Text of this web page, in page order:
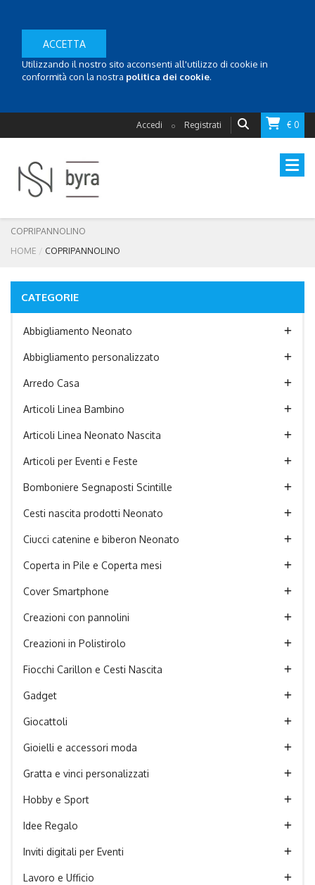
ACCETTA
Utilizzando il nostro sito acconsenti all'utilizzo di cookie in
conformità con la nostra politica dei cookie.
Accedi o Registrati € 0
COPRIPANNOLINO
HOME
COPRIPANNOLINO
CATEGORIE
Abbigliamento Neonato
Abbigliamento personalizzato
Arredo Casa
Articoli Linea Bambino
Articoli Linea Neonato Nascita
Articoli per Eventi e Feste
Bomboniere Segnaposti Scintille
Cesti nascita prodotti Neonato
Ciucci catenine e biberon Neonato
Coperta in Pile e Coperta mesi
Cover Smartphone
Creazioni con pannolini
Creazioni in Polistirolo
Fiocchi Carillon e Cesti Nascita
Gadget
Giocattoli
Gioielli e accessori moda
Gratta e vinci personalizzati
Hobby e Sport
Idee Regalo
Inviti digitali per Eventi
Lavoro e Ufficio